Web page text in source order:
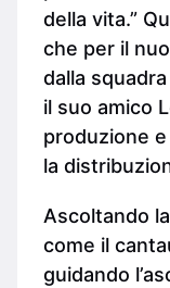
della vita.”
che per il
dalla
il suo amico
produzione
la
Ascoltando
come il
guidando